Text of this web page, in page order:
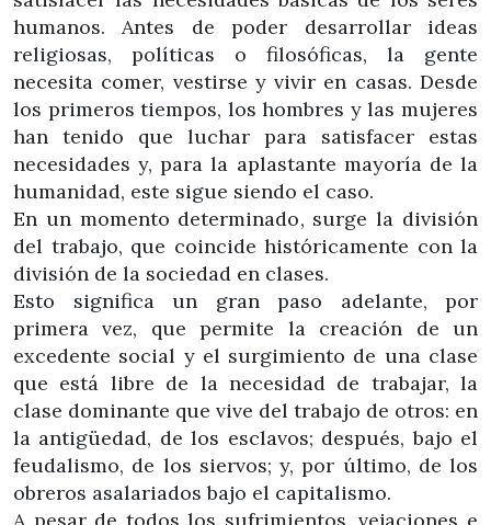
humanos. Antes de poder desarrollar ideas
religiosas, políticas o filosóficas, la gente
necesita comer, vestirse y vivir en casas. Desde
los primeros tiempos, los hombres y las mujeres
han tenido que luchar para satisfacer estas
necesidades y, para la aplastante mayoría de la
humanidad, este sigue siendo el caso.
En un momento determinado, surge la división
del trabajo, que coincide históricamente con la
división de la sociedad en clases.
Esto significa un gran paso adelante, por
primera vez, que permite la creación de un
excedente social y el surgimiento de una clase
que está libre de la necesidad de trabajar, la
clase dominante que vive del trabajo de otros: en
la antigüedad, de los esclavos; después, bajo el
feudalismo, de los siervos; y, por último, de los
obreros asalariados bajo el capitalismo.